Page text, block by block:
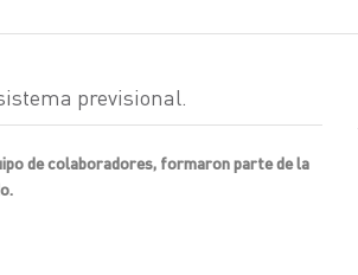
previsional.
de colaboradores, formaron parte de la